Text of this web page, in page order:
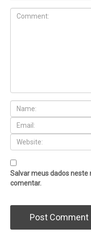
Salvar meus dados neste
comentar.